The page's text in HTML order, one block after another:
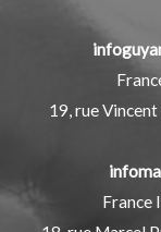
19, rue Vincent
France